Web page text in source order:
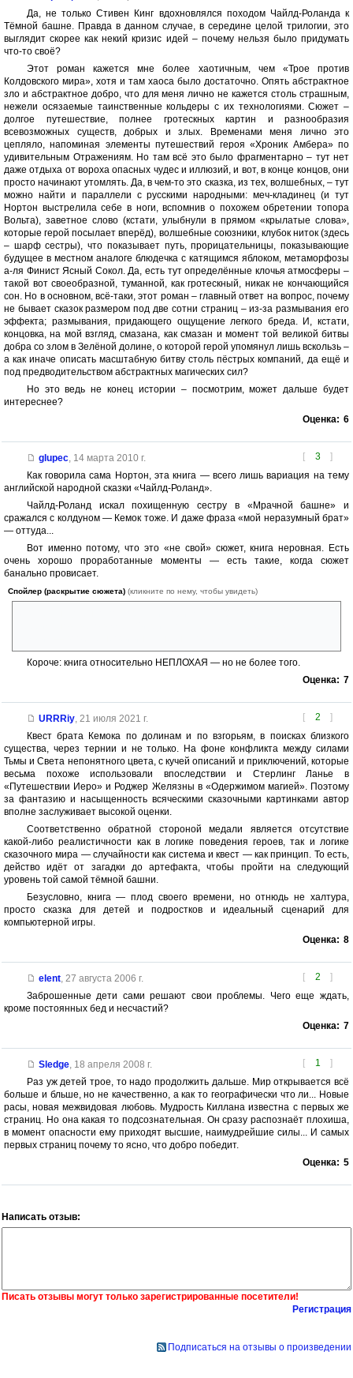
Да, не только Стивен Кинг вдохновлялся походом Чайлд-Роланда к
Тёмной башне. Правда в данном случае, в середине целой трилогии, это
выглядит скорее как некий кризис идей – почему нельзя было придумать
что-то своё?
Этот роман кажется мне более хаотичным, чем «Трое против
Колдовского мира», хотя и там хаоса было достаточно. Опять абстрактное
зло и абстрактное добро, что для меня лично не кажется столь страшным,
нежели осязаемые таинственные кольдеры с их технологиями. Сюжет –
долгое путешествие, полнее гротескных картин и разнообразия
всевозможных существ, добрых и злых. Временами меня лично это
цепляло, напоминая элементы путешествий героя «Хроник Амбера» по
удивительным Отражениям. Но там всё это было фрагментарно – тут нет
даже отдыха от вороха опасных чудес и иллюзий, и вот, в конце концов, они
просто начинают утомлять. Да, в чем-то это сказка, из тех, волшебных, – тут
можно найти и параллели с русскими народными: меч-кладинец (и тут
Нортон выстрелила себе в ноги, вспомнив о похожем обретении топора
Вольта), заветное слово (кстати, улыбнули в прямом «крылатые слова»,
которые герой посылает вперёд), волшебные союзники, клубок ниток (здесь
– шарф сестры), что показывает путь, прорицательницы, показывающие
будущее в местном аналоге блюдечка с катящимся яблоком, метаморфозы
а-ля Финист Ясный Сокол. Да, есть тут определённые клочья атмосферы –
такой вот своеобразной, туманной, как гротескный, никак не кончающийся
сон. Но в основном, всё-таки, этот роман – главный ответ на вопрос, почему
не бывает сказок размером под две сотни страниц – из-за размывания его
эффекта; размывания, придающего ощущение легкого бреда. И, кстати,
концовка, на мой взгляд, смазана, как смазан и момент той великой битвы
добра со злом в Зелёной долине, о которой герой упомянул лишь вскользь –
а как иначе описать масштабную битву столь пёстрых компаний, да ещё и
под предводительством абстрактных магических сил?
Но это ведь не конец истории – посмотрим, может дальше будет
интереснее?
Оценка: 6
[ 3 ]
glupec, 14 марта 2010 г.
Как говорила сама Нортон, эта книга — всего лишь вариация на тему
английской народной сказки «Чайлд-Роланд».
Чайлд-Роланд искал похищенную сестру в «Мрачной башне» и
сражался с колдуном — Кемок тоже. И даже фраза «мой неразумный брат»
— оттуда...
Вот именно потому, что это «не свой» сюжет, книга неровная. Есть
очень хорошо проработанные моменты — есть такие, когда сюжет
банально провисает.
Спойлер (раскрытие сюжета) (кликните по нему, чтобы увидеть)
Короче: книга относительно НЕПЛОХАЯ — но не более того.
Оценка: 7
[ 2 ]
URRRiy, 21 июля 2021 г.
Квест брата Кемока по долинам и по взгорьям, в поисках близкого
существа, через тернии и не только. На фоне конфликта между силами
Тьмы и Света непонятного цвета, с кучей описаний и приключений, которые
весьма похоже использовали впоследствии и Стерлинг Ланье в
«Путешествии Иеро» и Роджер Желязны в «Одержимом магией». Поэтому
за фантазию и насыщенность всяческими сказочными картинками автор
вполне заслуживает высокой оценки.
Соответственно обратной стороной медали является отсутствие
какой-либо реалистичности как в логике поведения героев, так и логике
сказочного мира — случайности как система и квест — как принцип. То есть,
действо идёт от загадки до артефакта, чтобы пройти на следующий
уровень той самой тёмной башни.
Безусловно, книга — плод своего времени, но отнюдь не халтура,
просто сказка для детей и подростков и идеальный сценарий для
компьютерной игры.
Оценка: 8
[ 2 ]
elent, 27 августа 2006 г.
Заброшенные дети сами решают свои проблемы. Чего еще ждать,
кроме постоянных бед и несчастий?
Оценка: 7
[ 1 ]
Sledge, 18 апреля 2008 г.
Раз уж детей трое, то надо продолжить дальше. Мир открывается всё
больше и бльше, но не качественно, а как то географически что ли... Новые
расы, новая межвидовая любовь. Мудрость Киллана известна с первых же
страниц. Но она какая то подсознательная. Он сразу распознаёт плохиша,
в момент опасности ему приходят высшие, наимудрейшие силы... И самых
первых страниц почему то ясно, что добро победит.
Оценка: 5
Написать отзыв:
Писать отзывы могут только зарегистрированные посетители!
Регистрация
Подписаться на отзывы о произведении